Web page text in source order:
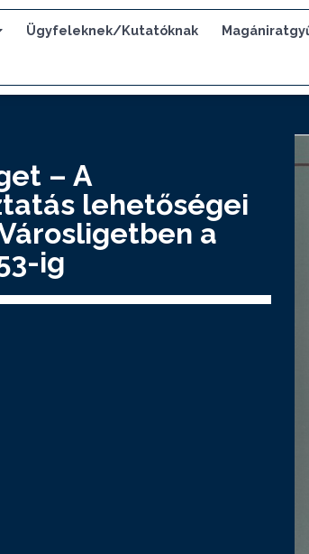
Ügyfeleknek/Kutatóknak
– A
lehetőségei
a
ig